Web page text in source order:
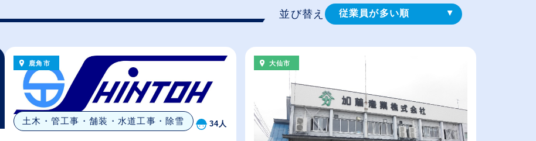
並び替え 従業員が多い順
給与が高い順
（⾼卒の給与を基準）
休日数が多い順
鹿角市
土木・管工事・舗装・水道工事・除雪 34人
大仙市